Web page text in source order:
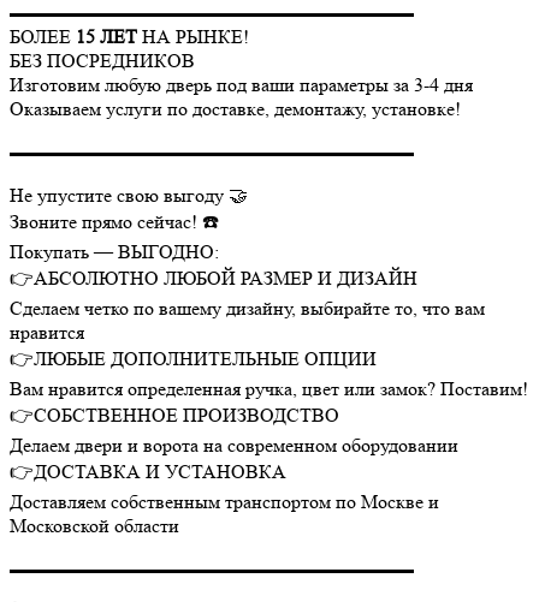
▬▬▬▬▬▬▬▬▬▬▬▬▬▬▬▬▬▬▬▬▬
БОЛЕЕ 15 ЛЕТ НА РЫНКЕ!
БЕЗ ПОСРЕДНИКОВ
Изготовим любую дверь под ваши параметры за 3-4 дня
Оказываем услуги по доставке, демонтажу, установке!
▬▬▬▬▬▬▬▬▬▬▬▬▬▬▬▬▬▬▬▬▬
Не упустите свою выгоду 🤝
Звоните прямо сейчас! ☎️
Покупать — ВЫГОДНО:
👉АБСОЛЮТНО ЛЮБОЙ РАЗМЕР И ДИЗАЙН
Сделаем четко по вашему дизайну, выбирайте то, что вам
нравится
👉ЛЮБЫЕ ДОПОЛНИТЕЛЬНЫЕ ОПЦИИ
Вам нравится определенная ручка, цвет или замок? Поставим!
👉СОБСТВЕННОЕ ПРОИЗВОДСТВО
Делаем двери и ворота на современном оборудовании
👉ДОСТАВКА И УСТАНОВКА
Доставляем собственным транспортом по Москве и
Московской области
▬▬▬▬▬▬▬▬▬▬▬▬▬▬▬▬▬▬▬▬▬